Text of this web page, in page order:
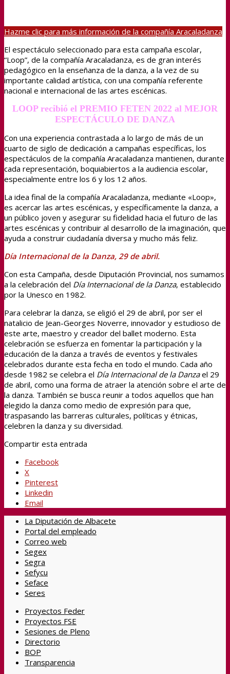
Hazme clic para más información de la compañía Aracaladanza
El espectáculo seleccionado para esta campaña escolar,
“Loop”, de la compañía Aracaladanza, es de gran interés
pedagógico en la enseñanza de la danza, a la vez de su
importante calidad artística, con una compañía referente
nacional e internacional de las artes escénicas.
LOOP recibió el PREMIO FETEN 2022 al MEJOR
ESPECTÁCULO DE DANZA
Con una experiencia contrastada a lo largo de más de un
cuarto de siglo de dedicación a campañas específicas, los
espectáculos de la compañía Aracaladanza mantienen, durante
cada representación, boquiabiertos a la audiencia escolar,
especialmente entre los 6 y los 12 años.
La idea final de la compañía Aracaladanza, mediante «Loop»,
es acercar las artes escénicas, y específicamente la danza, a
un público joven y asegurar su fidelidad hacia el futuro de las
artes escénicas y contribuir al desarrollo de la imaginación, que
ayuda a construir ciudadanía diversa y mucho más feliz.
Día Internacional de la Danza, 29 de abril.
Con esta Campaña, desde Diputación Provincial, nos sumamos
a la celebración del Día Internacional de la Danza, establecido
por la Unesco en 1982.
Para celebrar la danza, se eligió el 29 de abril, por ser el
natalicio de Jean-Georges Noverre, innovador y estudioso de
este arte, maestro y creador del ballet moderno. Esta
celebración se esfuerza en fomentar la participación y la
educación de la danza a través de eventos y festivales
celebrados durante esta fecha en todo el mundo. Cada año
desde 1982 se celebra el Día Internacional de la Danzael 29
de abril, como una forma de atraer la atención sobre el arte de
la danza. También se busca reunir a todos aquellos que han
elegido la danza como medio de expresión para que,
traspasando las barreras culturales, políticas y étnicas,
celebren la danza y su diversidad.
Compartir esta entrada
Facebook
X
Pinterest
Linkedin
Email
La Diputación de Albacete
Portal del empleado
Correo web
Segex
Segra
Sefycu
Seface
Seres
Proyectos Feder
Proyectos FSE
Sesiones de Pleno
Directorio
BOP
Transparencia